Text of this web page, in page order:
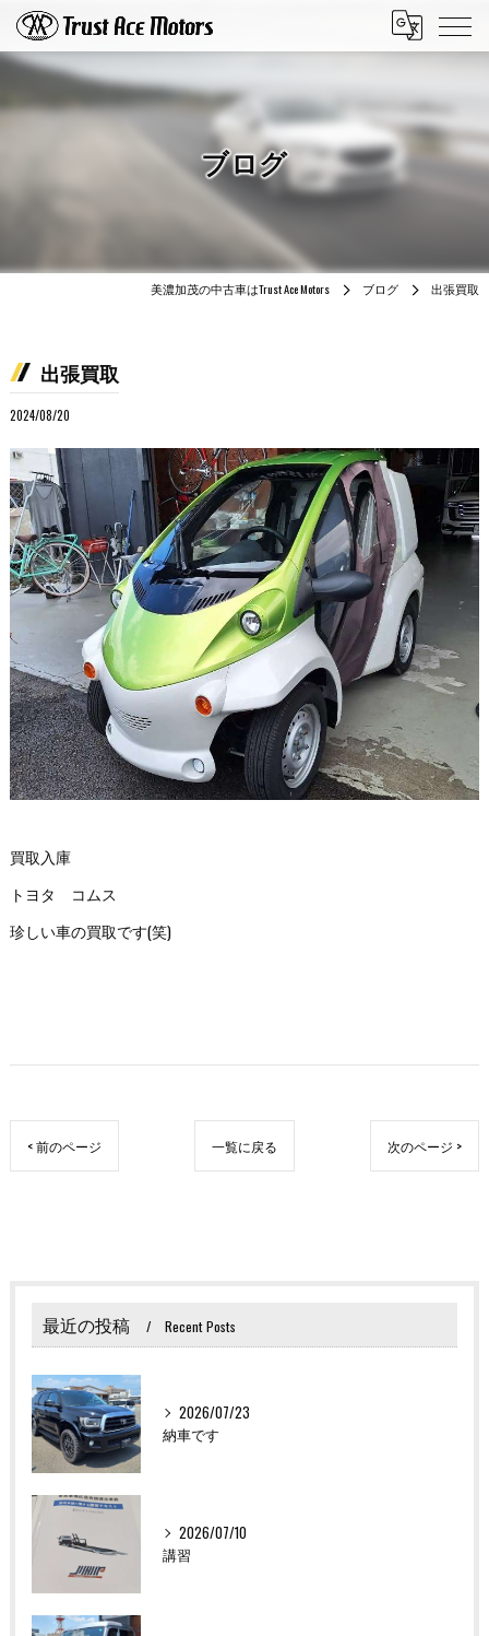
ブログ
美濃加茂の中古車はTrust Ace Motors ブログ 出張買取
出張買取
2024/08/20
買取入庫
トヨタ コムス
珍しい車の買取です(笑)
< 前のページ 一覧に戻る 次のページ >
最近の投稿 Recent Posts
2026/07/23
納車です
2026/07/10
講習